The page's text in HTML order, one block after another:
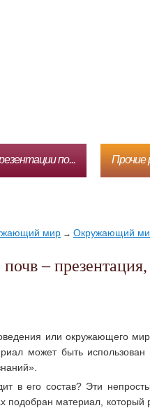
по... Прочие
мир → Окружающий
или окружающего
может быть использован
в его состав? Эти
подобран материал, который